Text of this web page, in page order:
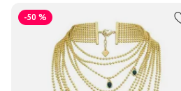
В пункт выдачи заказов Boxberry
Транспортной компанией по России
Подробнее о сроках доставки
-50 %